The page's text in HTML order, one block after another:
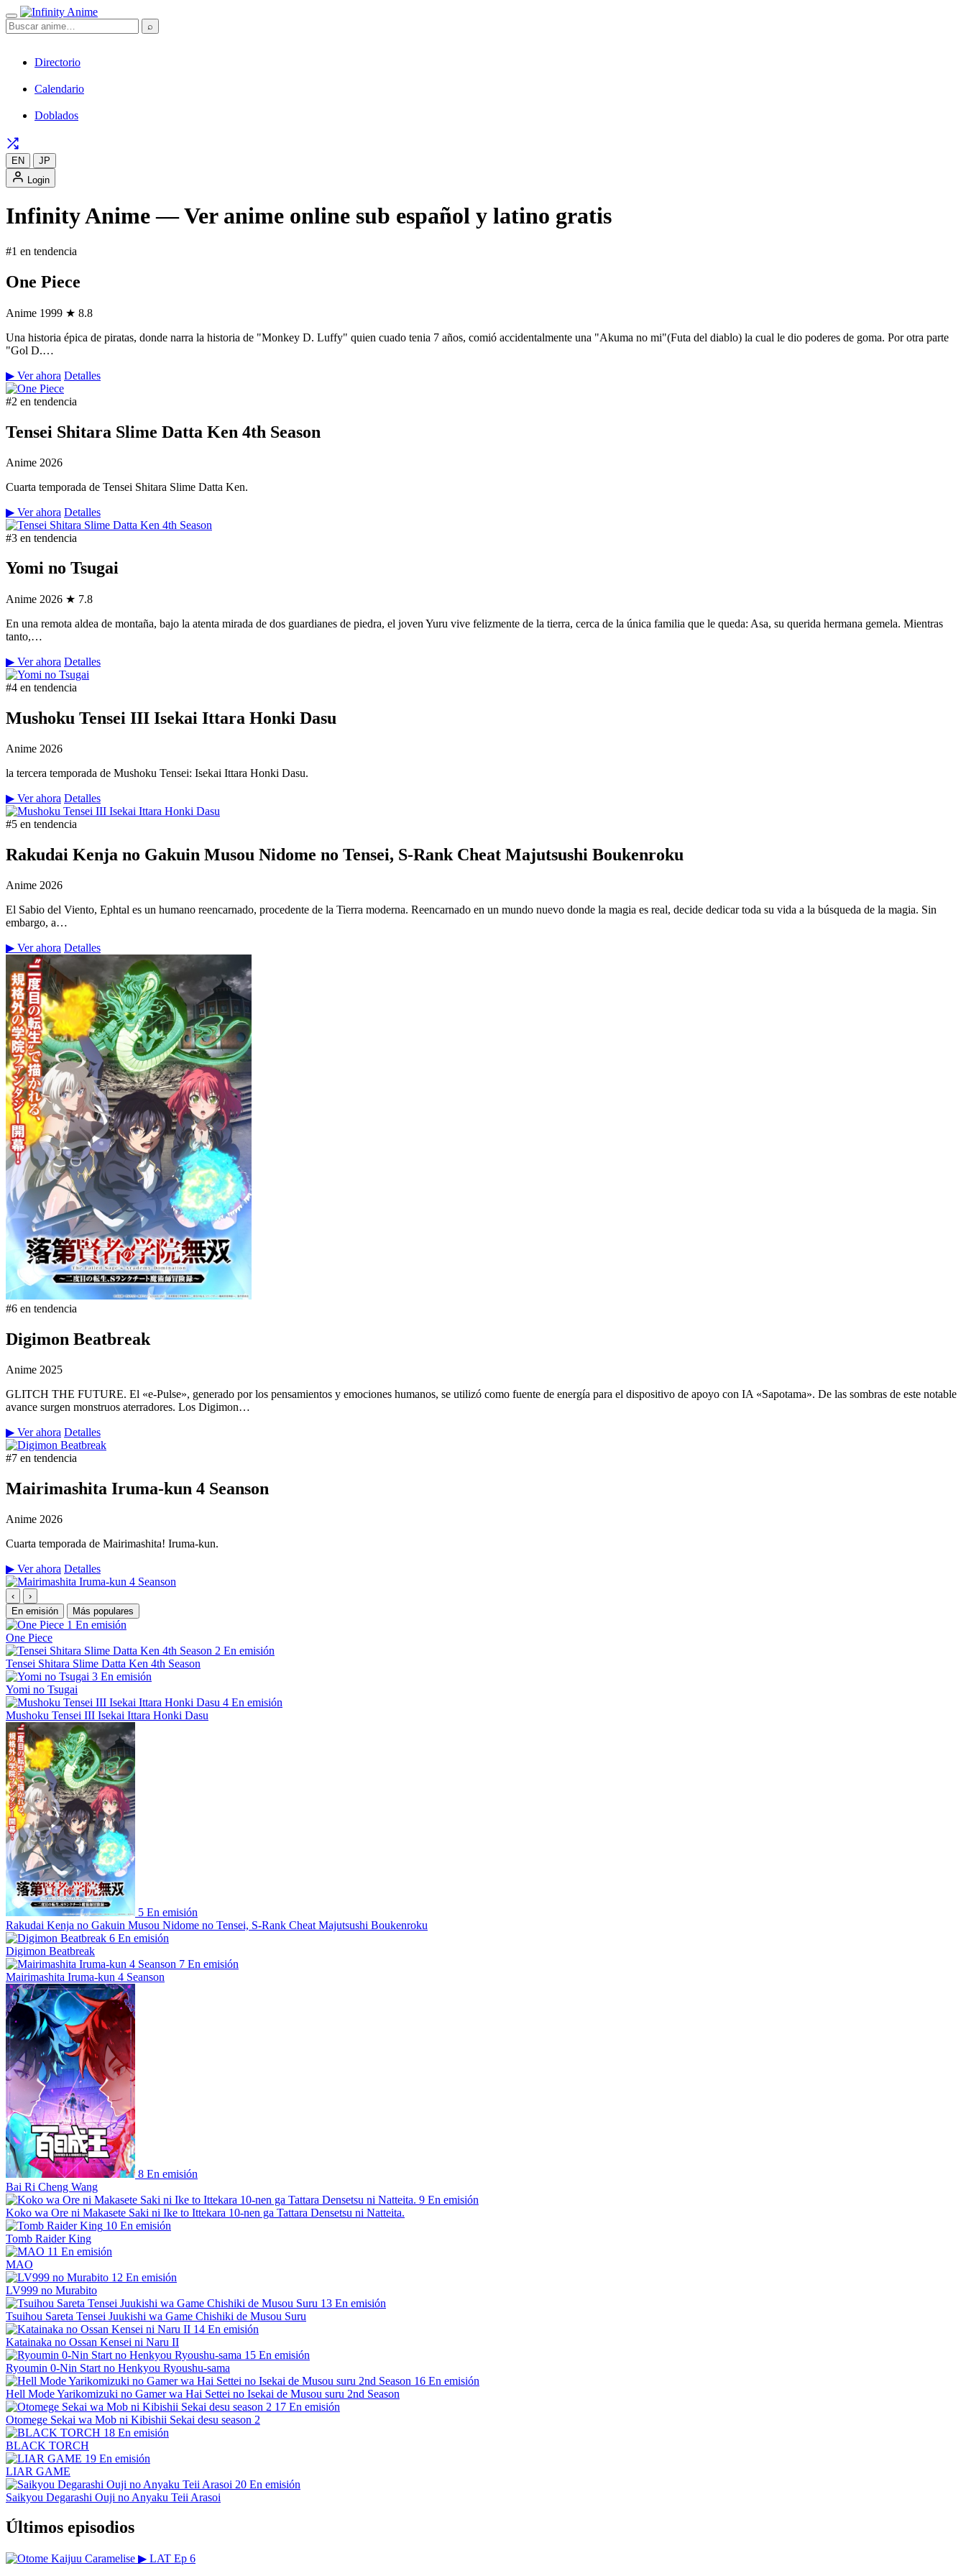
⌕
Directorio
Calendario
Doblados
EN
JP
Login
Infinity Anime — Ver anime online sub español y latino gratis
#1 en tendencia
One Piece
Anime 1999 ★ 8.8
Una historia épica de piratas, donde narra la historia de "Monkey D. Luffy" quien cuado tenia 7 años, comió accidentalmente una "Akuma no mi"(Futa del diablo) la cual le dio poderes de goma. Por otra parte
"Gol D.…
▶ Ver ahora Detalles
#2 en tendencia
Tensei Shitara Slime Datta Ken 4th Season
Anime 2026
Cuarta temporada de Tensei Shitara Slime Datta Ken.
▶ Ver ahora Detalles
#3 en tendencia
Yomi no Tsugai
Anime 2026 ★ 7.8
En una remota aldea de montaña, bajo la atenta mirada de dos guardianes de piedra, el joven Yuru vive felizmente de la tierra, cerca de la única familia que le queda: Asa, su querida hermana gemela. Mientras
tanto,…
▶ Ver ahora Detalles
#4 en tendencia
Mushoku Tensei III Isekai Ittara Honki Dasu
Anime 2026
la tercera temporada de Mushoku Tensei: Isekai Ittara Honki Dasu.
▶ Ver ahora Detalles
#5 en tendencia
Rakudai Kenja no Gakuin Musou Nidome no Tensei, S-Rank Cheat Majutsushi Boukenroku
Anime 2026
El Sabio del Viento, Ephtal es un humano reencarnado, procedente de la Tierra moderna. Reencarnado en un mundo nuevo donde la magia es real, decide dedicar toda su vida a la búsqueda de la magia. Sin
embargo, a…
▶ Ver ahora Detalles
#6 en tendencia
Digimon Beatbreak
Anime 2025
GLITCH THE FUTURE. El «e-Pulse», generado por los pensamientos y emociones humanos, se utilizó como fuente de energía para el dispositivo de apoyo con IA «Sapotama». De las sombras de este notable
avance surgen monstruos aterradores. Los Digimon…
▶ Ver ahora Detalles
#7 en tendencia
Mairimashita Iruma-kun 4 Seanson
Anime 2026
Cuarta temporada de Mairimashita! Iruma-kun.
▶ Ver ahora Detalles
‹
›
En emisión
Más populares
1 En emisión
One Piece
2 En emisión
Tensei Shitara Slime Datta Ken 4th Season
3 En emisión
Yomi no Tsugai
4 En emisión
Mushoku Tensei III Isekai Ittara Honki Dasu
5 En emisión
Rakudai Kenja no Gakuin Musou Nidome no Tensei, S-Rank Cheat Majutsushi Boukenroku
6 En emisión
Digimon Beatbreak
7 En emisión
Mairimashita Iruma-kun 4 Seanson
8 En emisión
Bai Ri Cheng Wang
9 En emisión
Koko wa Ore ni Makasete Saki ni Ike to Ittekara 10-nen ga Tattara Densetsu ni Natteita.
10 En emisión
Tomb Raider King
11 En emisión
MAO
12 En emisión
LV999 no Murabito
13 En emisión
Tsuihou Sareta Tensei Juukishi wa Game Chishiki de Musou Suru
14 En emisión
Katainaka no Ossan Kensei ni Naru II
15 En emisión
Ryoumin 0-Nin Start no Henkyou Ryoushu-sama
16 En emisión
Hell Mode Yarikomizuki no Gamer wa Hai Settei no Isekai de Musou suru 2nd Season
17 En emisión
Otomege Sekai wa Mob ni Kibishii Sekai desu season 2
18 En emisión
BLACK TORCH
19 En emisión
LIAR GAME
20 En emisión
Saikyou Degarashi Ouji no Anyaku Teii Arasoi
Últimos episodios
▶ LAT Ep 6